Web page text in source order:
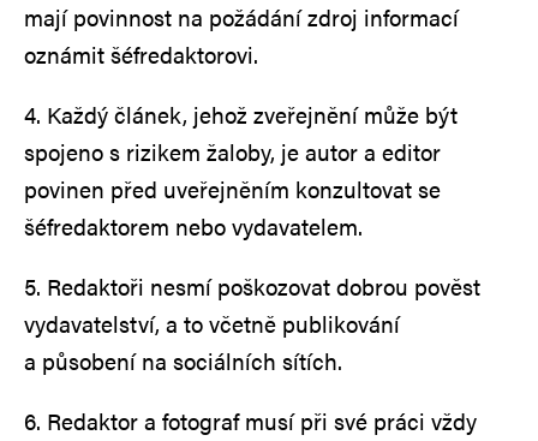
mají povinnost na požádání zdroj informací
oznámit šéfredaktorovi.
4. Každý článek, jehož zveřejnění může být
spojeno s rizikem žaloby, je autor a editor
povinen před uveřejněním konzultovat se
šéfredaktorem nebo vydavatelem.
5. Redaktoři nesmí poškozovat dobrou pověst
vydavatelství, a to včetně publikování
a působení na sociálních sítích.
6. Redaktor a fotograf musí při své práci vždy